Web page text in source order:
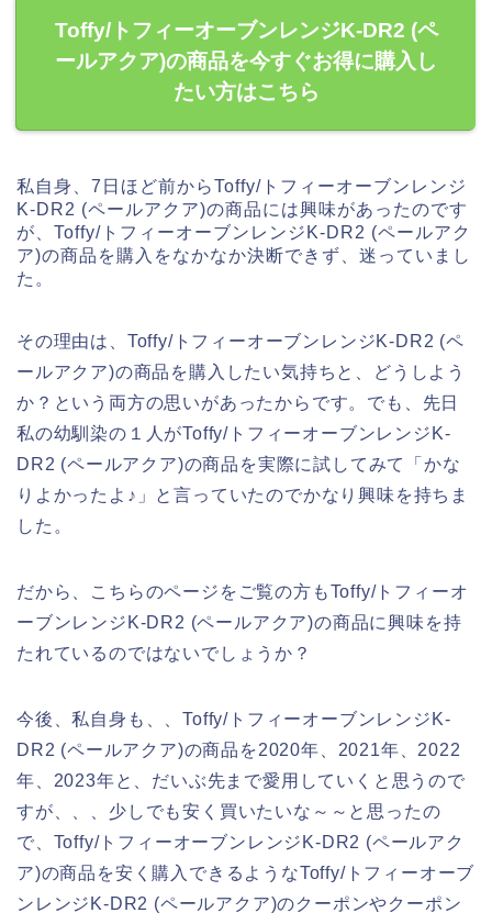
Toffy/トフィーオーブンレンジK-DR2 (ペ
ールアクア)の商品を今すぐお得に購入し
たい方はこちら
私自身、7日ほど前からToffy/トフィーオーブンレンジ
K-DR2 (ペールアクア)の商品には興味があったのです
が、Toffy/トフィーオーブンレンジK-DR2 (ペールアク
ア)の商品を購入をなかなか決断できず、迷っていまし
た。
その理由は、Toffy/トフィーオーブンレンジK-DR2 (ペ
ールアクア)の商品を購入したい気持ちと、どうしよう
か？という両方の思いがあったからです。でも、先日
私の幼馴染の１人がToffy/トフィーオーブンレンジK-
DR2 (ペールアクア)の商品を実際に試してみて「かな
りよかったよ♪」と言っていたのでかなり興味を持ちま
した。
だから、こちらのページをご覧の方もToffy/トフィーオ
ーブンレンジK-DR2 (ペールアクア)の商品に興味を持
たれているのではないでしょうか？
今後、私自身も、、Toffy/トフィーオーブンレンジK-
DR2 (ペールアクア)の商品を2020年、2021年、2022
年、2023年と、だいぶ先まで愛用していくと思うので
すが、、、少しでも安く買いたいな～～と思ったの
で、Toffy/トフィーオーブンレンジK-DR2 (ペールアク
ア)の商品を安く購入できるようなToffy/トフィーオーブ
ンレンジK-DR2 (ペールアクア)のクーポンやクーポン